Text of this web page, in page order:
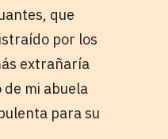
que
por los
extrañaría
mi abuela
para su